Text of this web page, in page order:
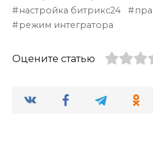
настройка битрикс24
режим интегратора
Оцените статью